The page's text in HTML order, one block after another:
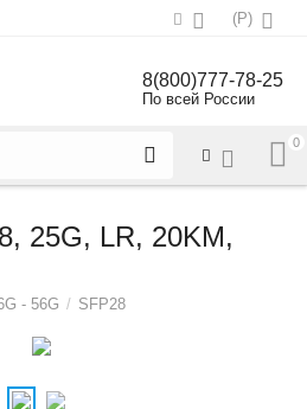
(Р)
8(800)777-78-25
По всей России
0
25G, LR, 20KM,
- 56G / SFP28